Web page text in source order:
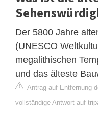
Der 5800 Jahre
(UNESCO
megalithischen
und das älteste
Antrag auf Entfernung
vollständige Antwort auf